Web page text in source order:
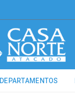
DEPARTAMENTOS